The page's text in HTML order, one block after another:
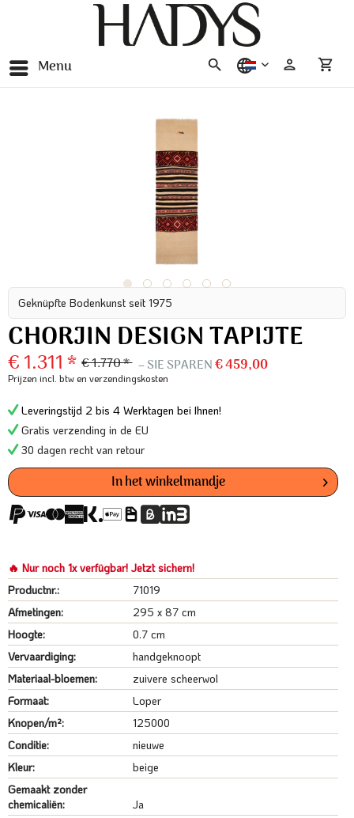
Menu nederlands
Geknüpfte Bodenkunst seit 1975
CHORJIN DESIGN TAPIJTE
€ 1.311 * € 1.770 * – SIE SPAREN€ 459,00
Prijzen incl. btwen verzendingskosten
Leveringstijd 2 bis 4 Werktagen bei Ihnen!
Gratis verzending in de EU
30 dagen recht van retour
In het winkelmandje
🔥 Nur noch 1x verfügbar! Jetzt sichern!
Productnr.:
71019
Afmetingen:
295 x 87 cm
Hoogte:
0.7 cm
Vervaardiging:
handgeknoopt
Materiaal-bloemen:
zuivere scheerwol
Formaat:
Loper
Knopen/m²:
125000
Conditie:
nieuwe
Kleur:
beige
Gemaakt zonder
chemicaliën:
Ja